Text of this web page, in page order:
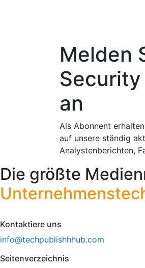
Melden
an
Als Abonnent
auf unsere ständig
Analystenberichten,
Die größte
Kontaktiere uns
info@techpublishhhub.com
Seitenverzeichnis